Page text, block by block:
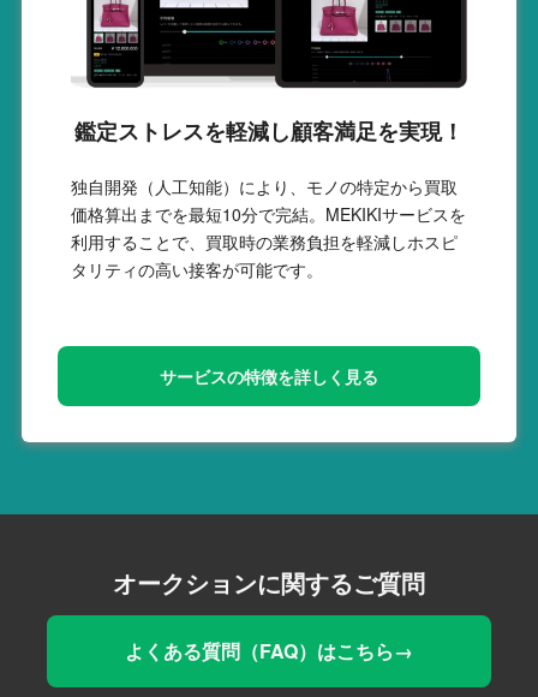
鑑定ストレスを軽減し顧客満足を実現！
独自開発（人工知能）により、モノの特定から買取
価格算出までを最短10分で完結。MEKIKIサービスを
利用することで、買取時の業務負担を軽減しホスピ
タリティの高い接客が可能です。
サービスの特徴を詳しく見る
オークションに関するご質問
よくある質問（FAQ）はこちら→